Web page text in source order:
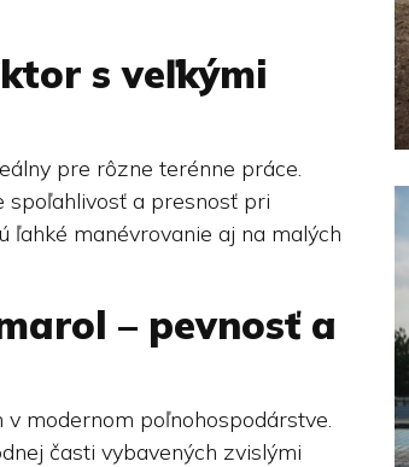
s veľkými
pre rôzne terénne práce.
spoľahlivosť a presnosť pri
ľahké manévrovanie aj na malých
– pevnosť a
modernom poľnohospodárstve.
časti vybavených zvislými